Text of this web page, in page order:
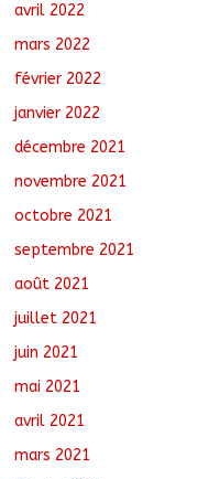
avril 2022
mars 2022
février 2022
janvier 2022
décembre 2021
novembre 2021
octobre 2021
septembre 2021
août 2021
juillet 2021
juin 2021
mai 2021
avril 2021
mars 2021